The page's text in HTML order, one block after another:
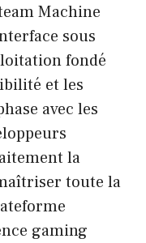
Machine
sous
fondé
et les
avec les
la
toute la
gaming